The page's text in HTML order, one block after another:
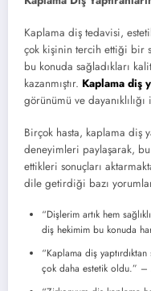
Kaplama diş tedavisi,
çok kişinin tercih ettiği bir
bu konuda sağladıkları
kazanmıştır. Kaplama diş
görünümü ve
Birçok hasta, kaplama diş
deneyimleri paylaşarak,
ettikleri sonuçları
dile getirdiği bazı
“Dişlerim artık hem
diş hekimim bu konuda
“Kaplama diş
çok daha estetik oldu.” –